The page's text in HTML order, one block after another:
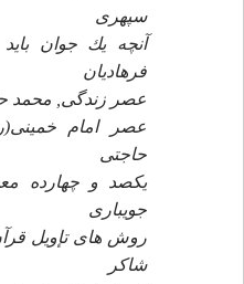
سپهرى
آنچه يك جوان
فرهاديان
عصر زندگى, محمد
عصر امام
حاجتى
يكصد و چهارده
جويبارى
روش هاى تإويل
شاكر